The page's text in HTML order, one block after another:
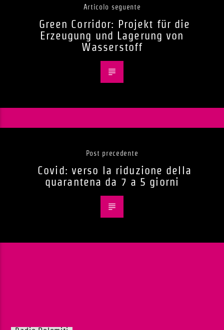
Articolo seguente
Green Corridor: Projekt für die
Erzeugung und Lagerung von
Wasserstoff
Post precedente
Covid: verso la riduzione della
quarantena da 7 a 5 giorni